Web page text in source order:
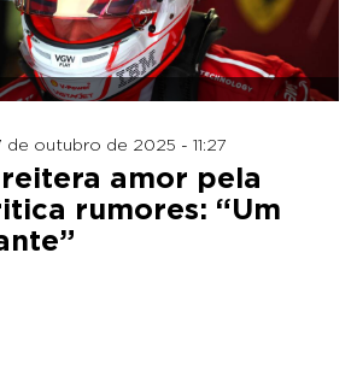
de outubro de 2025 - 11:27
reitera amor pela
rumores: “Um